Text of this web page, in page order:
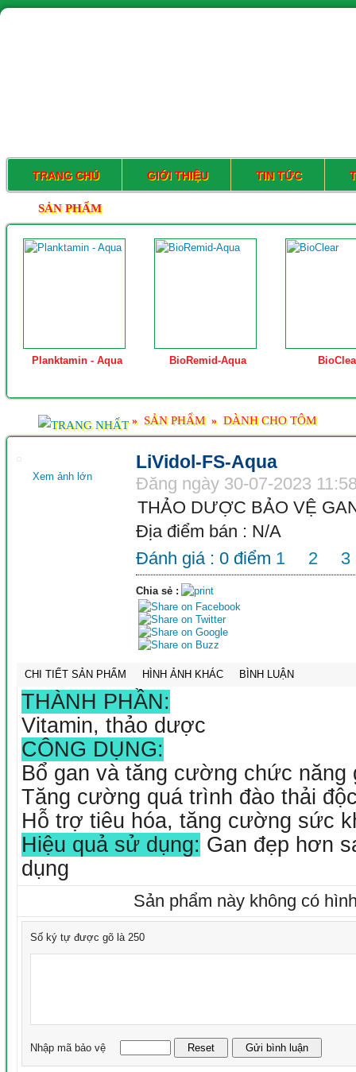
TRANG CHỦ GIỚI THIỆU TIN TỨC
SẢN PHẨM
Planktamin - Aqua BioRemid-Aqua
» SẢN PHẨM » DÀNH CHO TÔM
Xem ảnh lớn
LiVidol-FS-Aqua
Đăng ngày 30-07-2023
THẢO DƯỢC BẢO VỆ
Địa điểm bán : N/A
Đánh giá : 0 điểm 1 2 3
Chia sẻ :
CHI TIẾT SẢN PHẨM HÌNH ẢNH KHÁC BÌNH LUẬN
THÀNH PHẦN:
Vitamin, thảo dược
CÔNG DỤNG:
Bổ gan và tăng cường chức năng
Tăng cường quá trình đào thải
Hỗ trợ tiêu hóa, tăng cường sức
Hiệu quả sử dụng: Gan đẹp hơn
dụng
Sản phẩm này không có
Số ký tự được gõ là 250
Nhập mã bảo vệ